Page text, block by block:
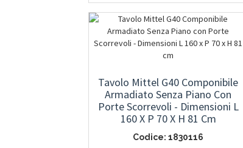
Tavolo Mittel G40 Componibile
Armadiato Senza Piano Con
Porte Scorrevoli - Dimensioni L
160 X P 70 X H 81 Cm
Codice: 1830116